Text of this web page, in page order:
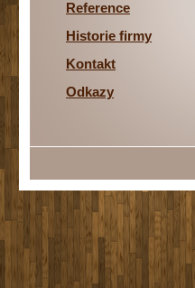
Reference
Historie firmy
Kontakt
Odkazy